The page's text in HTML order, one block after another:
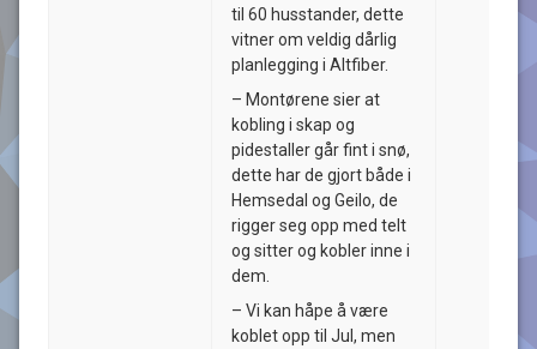
til 60 husstander, dette
vitner om veldig dårlig
planlegging i Altfiber.
– Montørene sier at
kobling i skap og
pidestaller går fint i snø,
dette har de gjort både i
Hemsedal og Geilo, de
rigger seg opp med telt
og sitter og kobler inne i
dem.
– Vi kan håpe å være
koblet opp til Jul, men